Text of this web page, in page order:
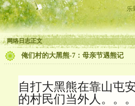
乐
网络日志正文
俺们村的大黑熊-7：母亲节遇熊记
自打大黑熊在靠山屯
的村民们当外人。。。